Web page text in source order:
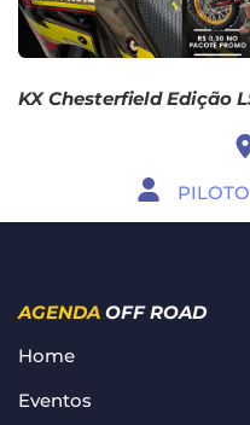
KX Chesterfield Edição
AGENDA OFF ROAD
Home
Eventos